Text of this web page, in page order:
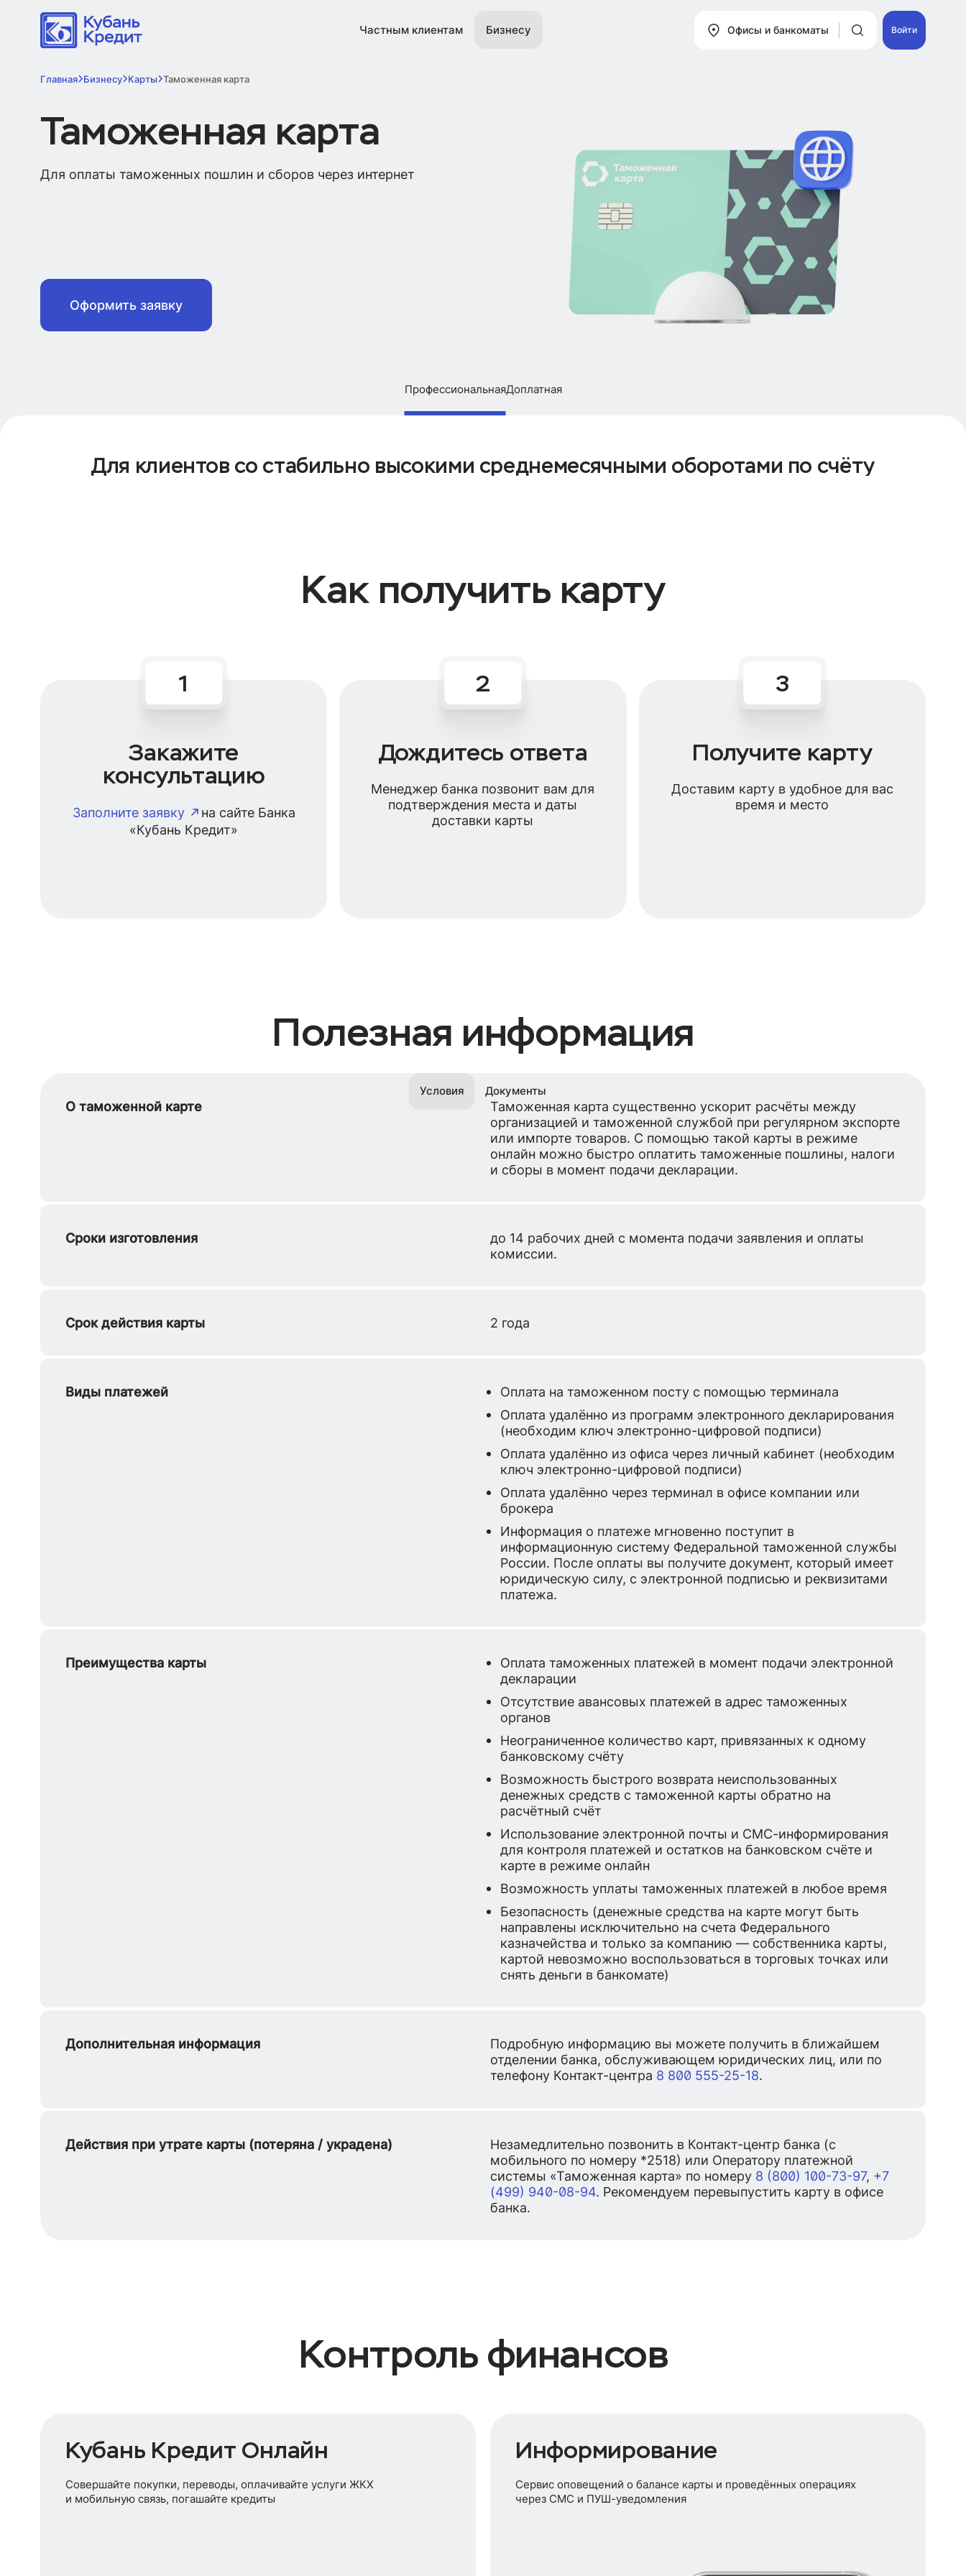
Частным клиентам Бизнесу Офисы и банкоматы Войти
Оформить заявку
Таможенная карта
Для оплаты таможенных пошлин и сборов через интернет
ПрофессиональнаяДоплатная
Для клиентов со стабильно высокими среднемесячными оборотами по счёту
Как получить карту
Закажите
консультацию
Заполните заявку
на сайте Банка
«Кубань Кредит»
Дождитесь ответа
Менеджер банка позвонит вам для
подтверждения места и даты
доставки карты
Получите карту
Доставим карту в удобное для вас
время и место
Полезная информация
Условия Документы
О таможенной карте
Таможенная карта существенно ускорит расчёты между
организацией и таможенной службой при регулярном экспорте
или импорте товаров. С помощью такой карты в режиме
онлайн можно быстро оплатить таможенные пошлины, налоги
и сборы в момент подачи декларации.
Сроки изготовления
до 14 рабочих дней с момента подачи заявления и оплаты
комиссии.
Срок действия карты 2 года
Виды платежей
Оплата на таможенном посту с помощью терминала
Оплата удалённо из программ электронного декларирования
(необходим ключ электронно-цифровой подписи)
Оплата удалённо из офиса через личный кабинет (необходим
ключ электронно-цифровой подписи)
Оплата удалённо через терминал в офисе компании или
брокера
Информация о платеже мгновенно поступит в
информационную систему Федеральной таможенной службы
России. После оплаты вы получите документ, который имеет
юридическую силу, с электронной подписью и реквизитами
платежа.
Преимущества карты
Оплата таможенных платежей в момент подачи электронной
декларации
Отсутствие авансовых платежей в адрес таможенных
органов
Неограниченное количество карт, привязанных к одному
банковскому счёту
Возможность быстрого возврата неиспользованных
денежных средств с таможенной карты обратно на
расчётный счёт
Использование электронной почты и СМС-информирования
для контроля платежей и остатков на банковском счёте и
карте в режиме онлайн
Возможность уплаты таможенных платежей в любое время
Безопасность (денежные средства на карте могут быть
направлены исключительно на счета Федерального
казначейства и только за компанию — собственника карты,
картой невозможно воспользоваться в торговых точках или
снять деньги в банкомате)
Дополнительная информация
Подробную информацию вы можете получить в ближайшем
отделении банка, обслуживающем юридических лиц, или по
телефону Контакт-центра 8 800 555-25-18.
Действия при утрате карты (потеряна / украдена)
Незамедлительно позвонить в Контакт-центр банка (с
мобильного по номеру *2518) или Оператору платежной
системы «Таможенная карта» по номеру 8 (800) 100-73-97, +7
(499) 940-08-94. Рекомендуем перевыпустить карту в офисе
банка.
Контроль финансов
Кубань Кредит Онлайн
Совершайте покупки, переводы, оплачивайте услуги ЖКХ
и мобильную связь, погашайте кредиты
Информирование
Сервис оповещений о балансе карты и проведённых операциях
через СМС и ПУШ-уведомления
Главная Бизнесу Карты Таможенная карта